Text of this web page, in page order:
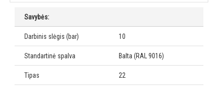
Savybės:
Darbinis slėgis (bar) 10
Standartinė spalva Balta (RAL 9016)
Tipas 22